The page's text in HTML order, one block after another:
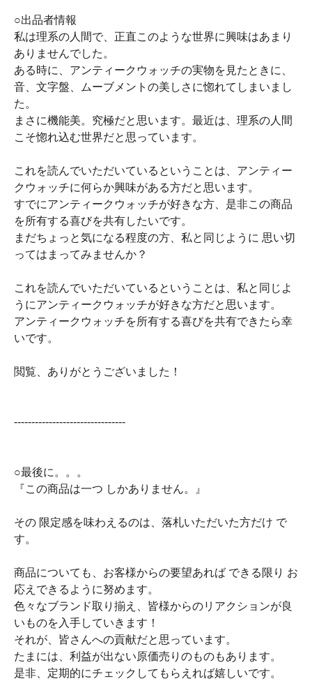
○出品者情報
私は理系の人間で、正直このような世界に興味はあまり
ありませんでした。
ある時に、アンティークウォッチの実物を見たときに、
音、文字盤、ムーブメントの美しさに惚れてしまいまし
た。
まさに機能美。究極だと思います。最近は、理系の人間
こそ惚れ込む世界だと思っています。
これを読んでいただいているということは、アンティー
クウォッチに何らか興味がある方だと思います。
すでにアンティークウォッチが好きな方、是非この商品
を所有する喜びを共有したいです。
まだちょっと気になる程度の方、私と同じように 思い切
ってはまってみませんか？
これを読んでいただいているということは、私と同じよ
うにアンティークウォッチが好きな方だと思います。
アンティークウォッチを所有する喜びを共有できたら幸
いです。
閲覧、ありがとうございました！
--------------------------------
○最後に。。。
『この商品は一つ しかありません。』
その 限定感を味わえるのは、落札いただいた方だけ で
す。
商品についても、お客様からの要望あれば できる限り お
応えできるように努めます。
色々なブランド取り揃え、皆様からのリアクションが良
いものを入手していきます！
それが、皆さんへの貢献だと思っています。
たまには、利益が出ない原価売りのものもあります。
是非、定期的にチェックしてもらえれば嬉しいです。